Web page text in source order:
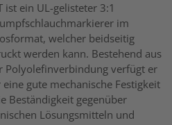
ist ein UL-gelisteter 3:1
im
welcher beidseitig
werden kann. Bestehend aus
Polyolefinverbindung verfügt er
eine gute mechanische Festigkeit
Beständigkeit gegenüber
Lösungsmitteln und